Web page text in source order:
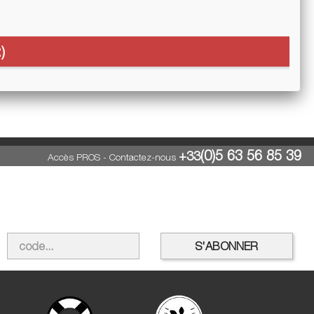
Accès PROS- Contactez-nous +33(0)5 63 56 85 39